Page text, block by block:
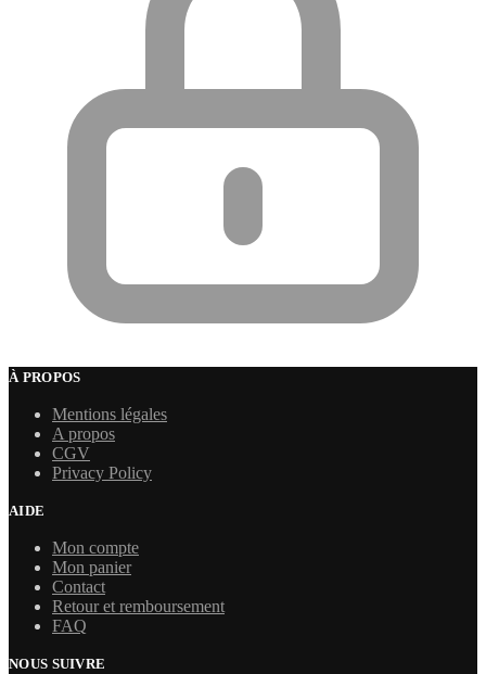
À PROPOS
Mentions légales
A propos
CGV
Privacy Policy
AIDE
Mon compte
Mon panier
Contact
Retour et remboursement
FAQ
NOUS SUIVRE